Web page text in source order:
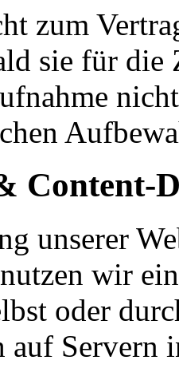
zum
sie für die
Content-
unserer
wir
oder
auf Servern